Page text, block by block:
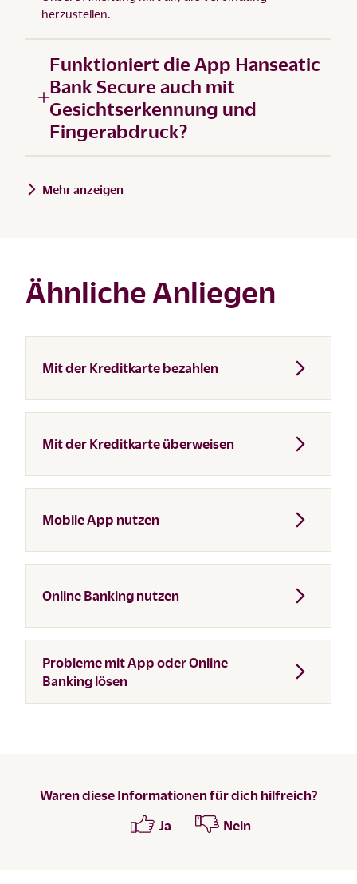
herzustellen.
Funktioniert die App Hanseatic
Bank Secure auch mit
Gesichtserkennung und
Fingerabdruck?
Mehr anzeigen
Ähnliche Anliegen
Mit der Kreditkarte bezahlen
Mit der Kreditkarte überweisen
Mobile App nutzen
Online Banking nutzen
Probleme mit App oder Online
Banking lösen
Waren diese Informationen für dich hilfreich?
Ja
Nein